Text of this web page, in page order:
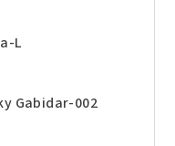
L
Gabidar-002